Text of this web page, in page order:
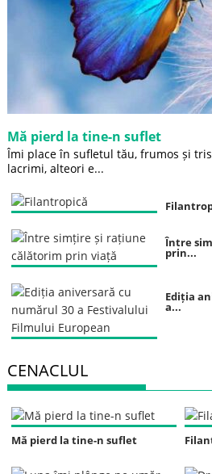
Mă pierd la tine-n suflet
Îmi place în sufletul tău, frumos și
lacrimi, alteori e...
Între
prin...
Ediția
a...
CENACLUL
Mă pierd la tine-n suflet